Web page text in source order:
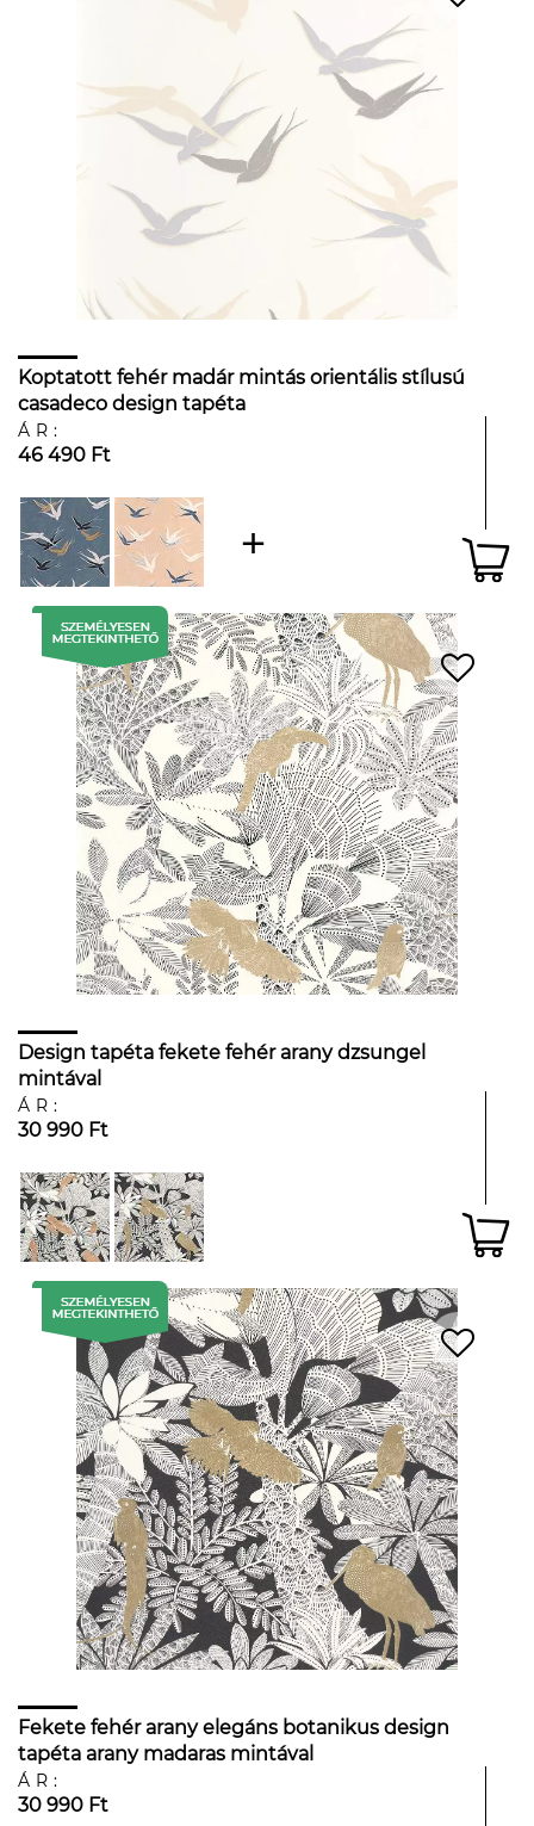
Koptatott fehér madár mintás orientális stílusú
casadeco design tapéta
ÁR:
46 490 Ft
Design tapéta fekete fehér arany dzsungel
mintával
ÁR:
30 990 Ft
Fekete fehér arany elegáns botanikus design
tapéta arany madaras mintával
ÁR:
30 990 Ft